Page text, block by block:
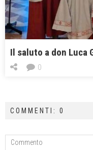
Il saluto a don Luca
0
COMMENTI: 0